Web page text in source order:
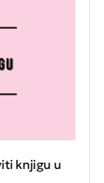
knjigu u